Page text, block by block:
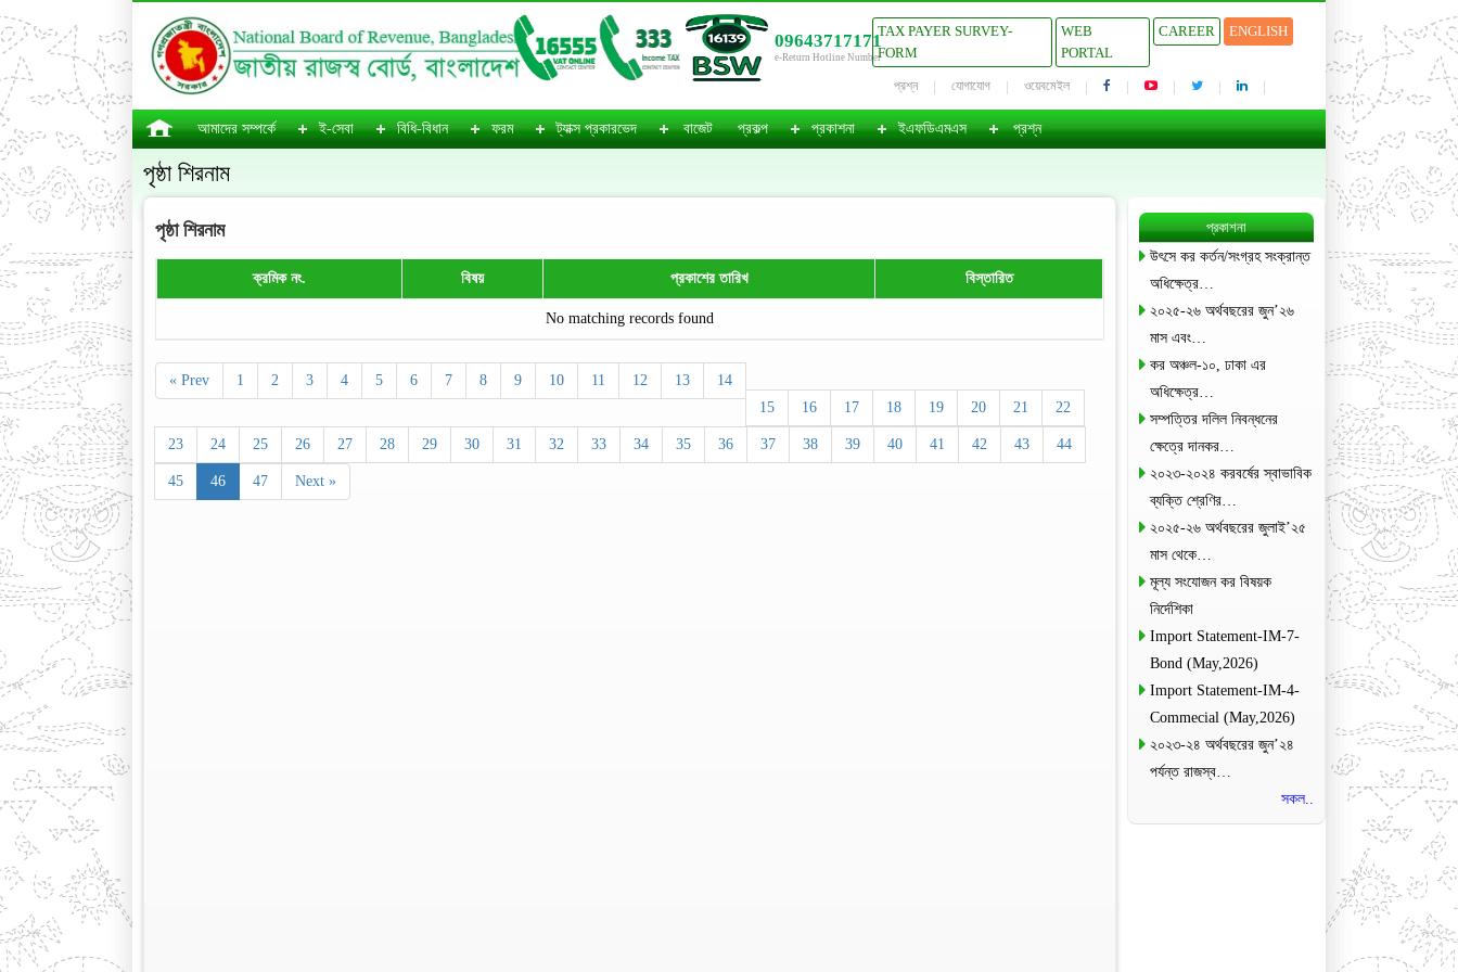
09643717171
e-Return Hotline Number
TAX PAYER SURVEY-
FORM
WEB
PORTAL
CAREER ENGLISH
প্রশ্ন যোগাযোগ ওয়েবমেইল
আমাদের সম্পর্কে ই-সেবা বিধি-বিধান ফরম ট্যাক্স প্রকারভেদ বাজেট প্রকল্প প্রকাশনা ইএফডিএমএস প্রশ্ন
পৃষ্ঠা শিরনাম
পৃষ্ঠা শিরনাম
ক্রমিক নং. বিষয় প্রকাশের তারিখ বিস্তারিত
No matching records found
« Prev 1 2 3 4 5 6 7 8 9 10 11 12 13
14
15
16 17 18 19 20 21 22
23 24 25 26 27 28 29 30 31 32 33 34 35 36 37 38 39 40 41 42 43 44
45 46 47 Next »
প্রকাশনা
উৎসে কর কর্তন/সংগ্রহ সংক্রান্ত
অধিক্ষেত্র…
২০২৫-২৬ অর্থবছরের জুন’২৬
মাস এবং…
কর অঞ্চল-১০, ঢাকা এর
অধিক্ষেত্র…
সম্পত্তির দলিল নিবন্ধনের
ক্ষেত্রে দানকর…
২০২৩-২০২৪ করবর্ষের স্বাভাবিক
ব্যক্তি শ্রেণির…
২০২৫-২৬ অর্থবছরের জুলাই’২৫
মাস থেকে…
মূল্য সংযোজন কর বিষয়ক
নির্দেশিকা
Import Statement-IM-7-
Bond (May,2026)
Import Statement-IM-4-
Commecial (May,2026)
২০২৩-২৪ অর্থবছরের জুন’২৪
পর্যন্ত রাজস্ব…
সকল..